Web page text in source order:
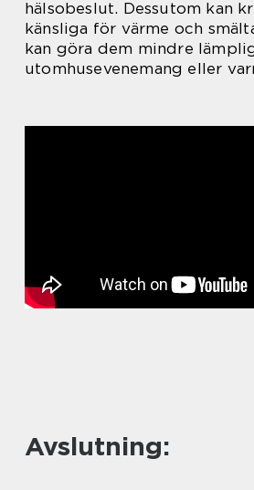
hälsobeslut. Dessutom kan
känsliga för värme och
kan göra dem mindre
utomhusevenemang eller
Avslutning: